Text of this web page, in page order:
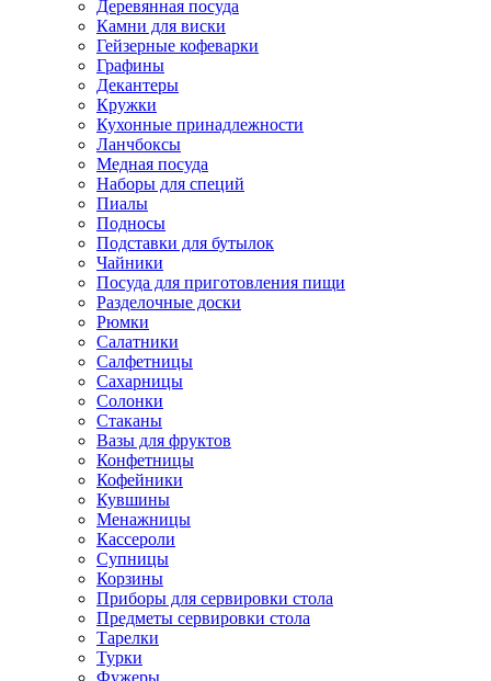
Деревянная посуда
Камни для виски
Гейзерные кофеварки
Графины
Декантеры
Кружки
Кухонные принадлежности
Ланчбоксы
Медная посуда
Наборы для специй
Пиалы
Подносы
Подставки для бутылок
Чайники
Посуда для приготовления пищи
Разделочные доски
Рюмки
Салатники
Салфетницы
Сахарницы
Солонки
Стаканы
Вазы для фруктов
Конфетницы
Кофейники
Кувшины
Менажницы
Кассероли
Супницы
Корзины
Приборы для сервировки стола
Предметы сервировки стола
Тарелки
Турки
Фужеры